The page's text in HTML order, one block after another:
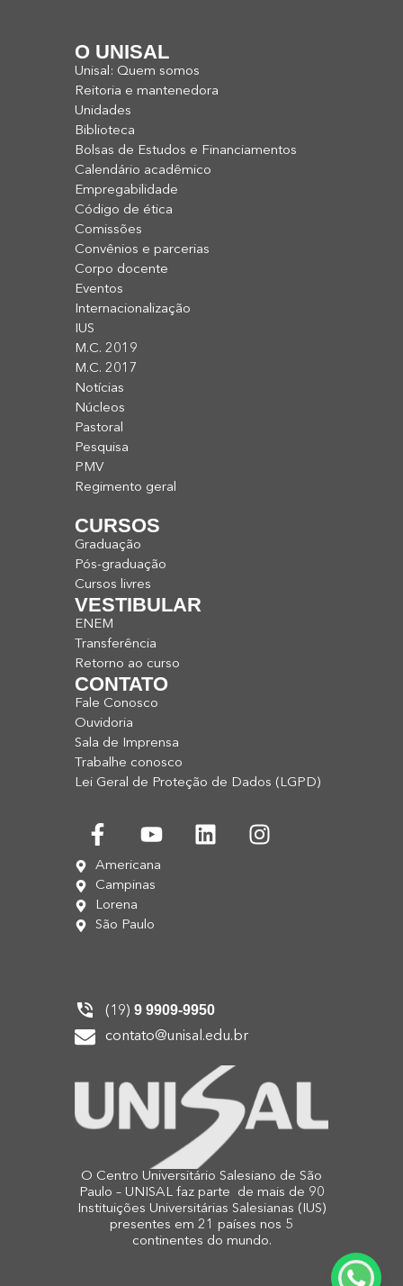
O UNISAL
Unisal: Quem somos
Reitoria e mantenedora
Unidades
Biblioteca
Bolsas de Estudos e Financiamentos
Calendário acadêmico
Empregabilidade
Código de ética
Comissões
Convênios e parcerias
Corpo docente
Eventos
Internacionalização
IUS
M.C. 2019
M.C. 2017
Notícias
Núcleos
Pastoral
Pesquisa
PMV
Regimento geral
CURSOS
Graduação
Pós-graduação
Cursos livres
VESTIBULAR
ENEM
Transferência
Retorno ao curso
CONTATO
Fale Conosco
Ouvidoria
Sala de Imprensa
Trabalhe conosco
Lei Geral de Proteção de Dados (LGPD)
Americana
Campinas
Lorena
São Paulo
(19) 9 9909-9950
contato@unisal.edu.br
O Centro Universitário Salesiano de São
Paulo – UNISAL faz parte de mais de 90
Instituições Universitárias Salesianas (IUS)
presentes em 21 países nos 5
continentes do mundo.